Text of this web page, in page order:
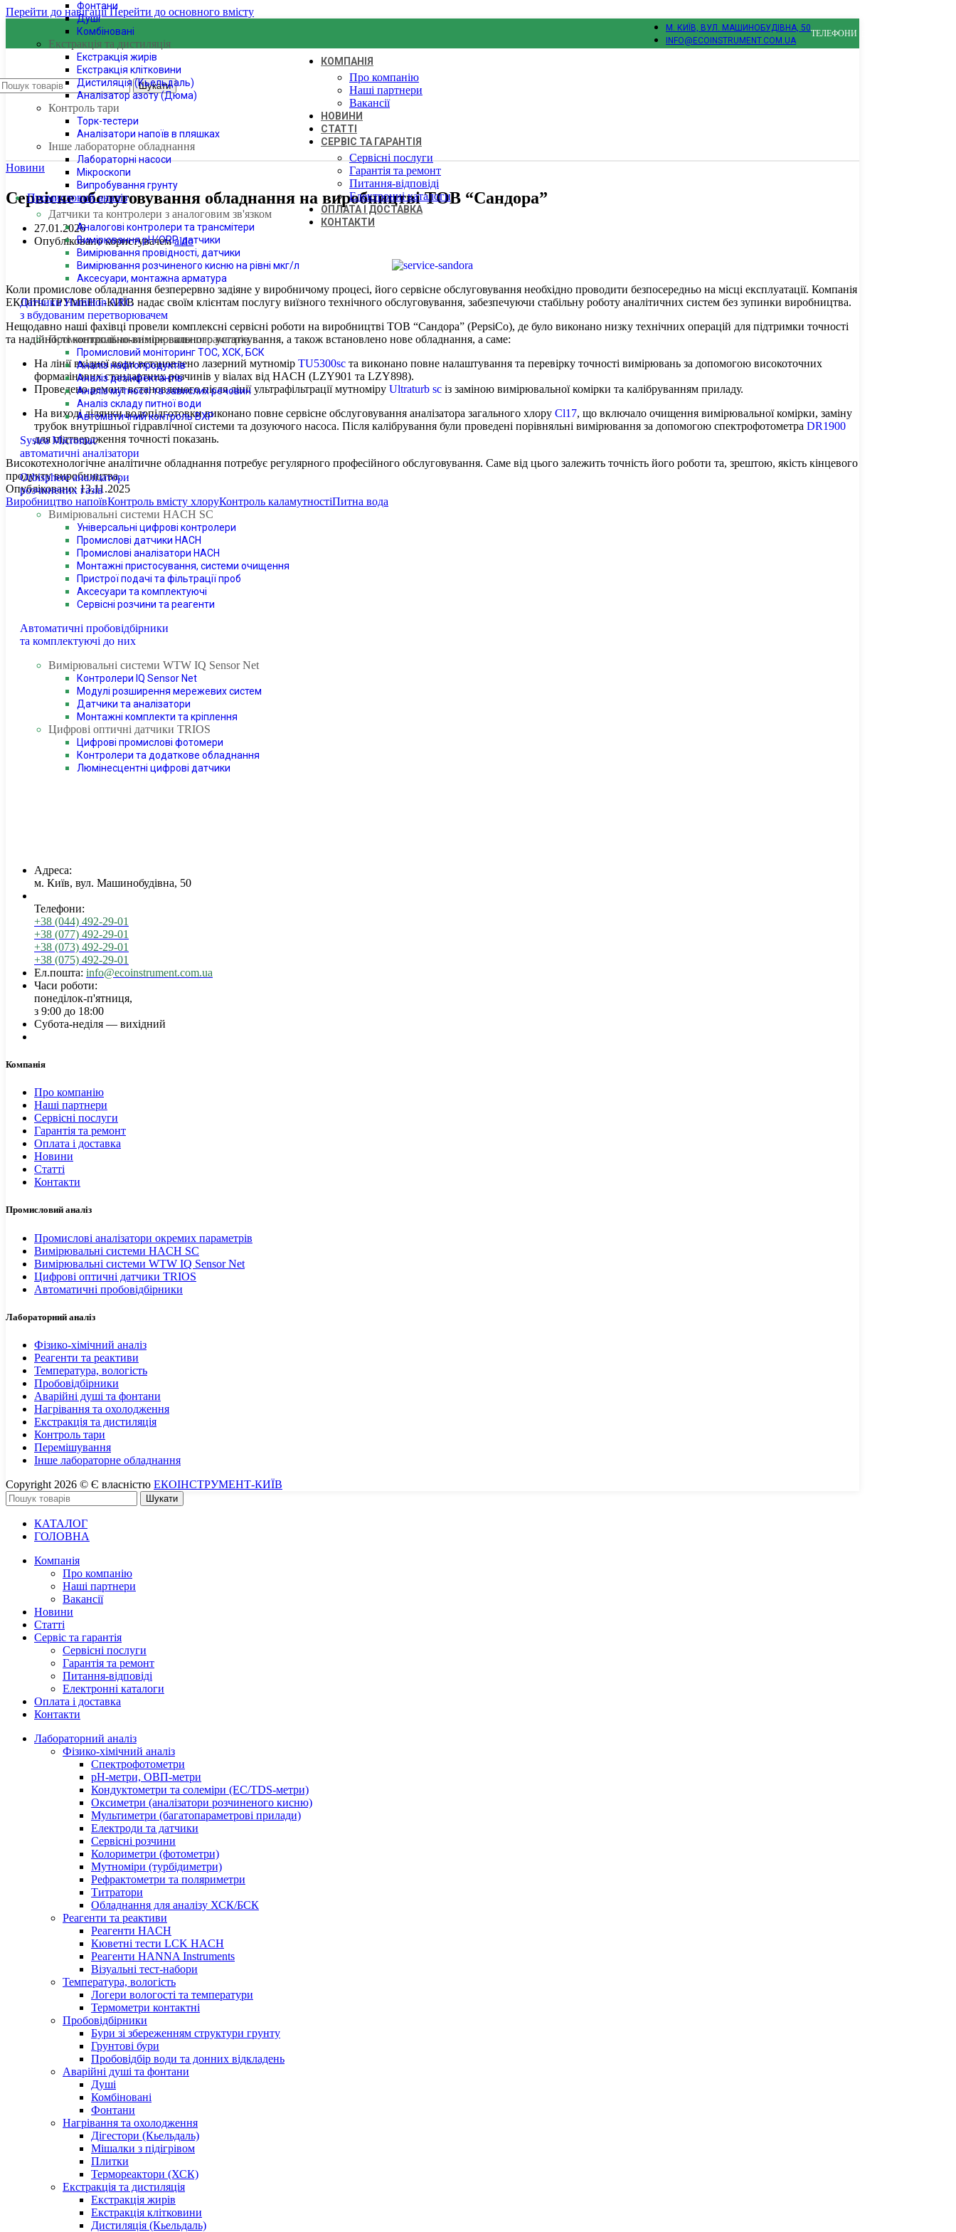
Перейти до навігаціїПерейти до основного вмісту
М. КИЇВ, ВУЛ. МАШИНОБУДІВНА, 50
INFO@ECOINSTRUMENT.COM.UA
ТЕЛЕФОНИ
Шукати
Фонтани
Душі
Комбіновані
Екстракція та дистиляція
Екстракція жирів
Екстракція клітковини
Дистиляція (Кьельдаль)
Аналізатор азоту (Дюма)
Контроль тари
Торк-тестери
Аналізатори напоїв в пляшках
Інше лабораторне обладнання
Лабораторні насоси
Мікроскопи
Випробування грунту
Промисловий аналіз
Датчики та контролери з аналоговим зв'язком
Аналогові контролери та трансмітери
Вимірювання pH/ORP, датчики
Вимірювання провідності, датчики
Вимірювання розчиненого кисню на рівні мкг/л
Аксесуари, монтажна арматура
Датчики Hamilton ARC
з вбудованим перетворювачем
Промисловий аналіз окремих параметрів
Промисловий моніторинг ТОС, ХСК, БСК
Аналіз нафтопродуктів
Аналіз дезінфектантів
Аналіз мутності та завислих речовин
Аналіз складу питної води
Автоматичний контроль ВХР
Systea Micromac
автоматичні аналізатори
Orbisphere аналізатори
розчинених газів
Вимірювальні системи HACH SC
Універсальні цифрові контролери
Промислові датчики HACH
Промислові аналізатори HACH
Монтажні пристосування, системи очищення
Пристрої подачі та фільтрації проб
Аксесуари та комплектуючі
Сервісні розчини та реагенти
Автоматичні пробовідбірники
та комплектуючі до них
Вимірювальні системи WTW IQ Sensor Net
Контролери IQ Sensor Net
Модулі розширення мережевих систем
Датчики та аналізатори
Монтажні комплекти та кріплення
Цифрові оптичні датчики TRIOS
Цифрові промислові фотомери
Контролери та додаткове обладнання
Люмінесцентні цифрові датчики
КОМПАНІЯ
Про компанію
Наші партнери
Вакансії
НОВИНИ
СТАТТІ
CЕРВІС ТА ГАРАНТІЯ
Сервісні послуги
Гарантія та ремонт
Питання-відповіді
Електронні каталоги
ОПЛАТА І ДОСТАВКА
КОНТАКТИ
Новини
Сервісне обслуговування обладнання на виробництві ТОВ “Сандора”
27.01.2026
Опубліковано користувачем aldo
Коли промислове обладнання безперервно задіяне у виробничому процесі, його сервісне обслуговування необхідно проводити безпосередньо на місці експлуатації. Компанія
ЕКОІНСТРУМЕНТ-КИЇВ надає своїм клієнтам послугу виїзного технічного обслуговування, забезпечуючи стабільну роботу аналітичних систем без зупинки виробництва.
Нещодавно наші фахівці провели комплексні сервісні роботи на виробництві ТОВ “Сандора” (PepsiCo), де було виконано низку технічних операцій для підтримки точності
та надійності контрольно-вимірювального устаткування, а також встановлено нове обладнання, а саме:
На лінії вхідної води встановлено лазерний мутномір TU5300sc та виконано повне налаштування та перевірку точності вимірювань за допомогою високоточних
формазінових стандартних розчинів у віалах від HACH (LZY901 та LZY898).
Проведено ремонт встановленого після лінії ультрафільтрації мутноміру Ultraturb sc із заміною вимірювальної комірки та калібруванням приладу.
На виході ділянки водопідготовки виконано повне сервісне обслуговування аналізатора загального хлору Cl17, що включало очищення вимірювальної комірки, заміну
трубок внутрішньої гідравлічної системи та дозуючого насоса. Після калібрування були проведені порівняльні вимірювання за допомогою спектрофотометра DR1900
для підтвердження точності показань.
Високотехнологічне аналітичне обладнання потребує регулярного професійного обслуговування. Саме від цього залежить точність його роботи та, зрештою, якість кінцевого
продукту виробництва.
Опубліковано: 13.11.2025
Виробництво напоївКонтроль вмісту хлоруКонтроль каламутностіПитна вода
Адреса:
м. Київ, вул. Машинобудівна, 50
Телефони:
+38 (044) 492-29-01
+38 (077) 492-29-01
+38 (073) 492-29-01
+38 (075) 492-29-01
Ел.пошта: info@ecoinstrument.com.ua
Часи роботи:
понеділок-п'ятниця,
з 9:00 до 18:00
Субота-неділя — вихідний
Компанія
Про компанію
Наші партнери
Сервісні послуги
Гарантія та ремонт
Оплата і доставка
Новини
Статті
Контакти
Промисловий аналіз
Промислові аналізатори окремих параметрів
Вимірювальні системи HACH SC
Вимірювальні системи WTW IQ Sensor Net
Цифрові оптичні датчики TRIOS
Автоматичні пробовідбірники
Лабораторний аналіз
Фізико-хімічний аналіз
Реагенти та реактиви
Температура, вологість
Пробовідбірники
Аварійні душі та фонтани
Нагрівання та охолодження
Екстракція та дистиляція
Контроль тари
Перемішування
Інше лабораторне обладнання
Copyright 2026 © Є власністю ЕКОІНСТРУМЕНТ-КИЇВ
Шукати
КАТАЛОГ
ГОЛОВНА
Компанія
Про компанію
Наші партнери
Вакансії
Новини
Статті
Cервіс та гарантія
Сервісні послуги
Гарантія та ремонт
Питання-відповіді
Електронні каталоги
Оплата і доставка
Контакти
Лабораторний аналіз
Фізико-хімічний аналіз
Спектрофотометри
pH-метри, ОВП-метри
Кондуктометри та солеміри (EC/TDS-метри)
Оксиметри (аналізатори розчиненого кисню)
Мультиметри (багатопараметрові прилади)
Електроди та датчики
Сервісні розчини
Колориметри (фотометри)
Мутноміри (турбідиметри)
Рефрактометри та поляриметри
Титратори
Обладнання для аналізу ХСК/БСК
Реагенти та реактиви
Реагенти HACH
Кюветні тести LCK HACH
Реагенти HANNA Instruments
Візуальні тест-набори
Температура, вологість
Логери вологості та температури
Термометри контактні
Пробовідбірники
Бури зі збереженням структури грунту
Грунтові бури
Пробовідбір води та донних відкладень
Аварійні душі та фонтани
Душі
Комбіновані
Фонтани
Нагрівання та охолодження
Дігестори (Кьельдаль)
Мішалки з підігрівом
Плитки
Термореактори (ХСК)
Екстракція та дистиляція
Екстракція жирів
Екстракція клітковини
Дистиляція (Кьельдаль)